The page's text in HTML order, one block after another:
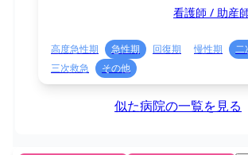
看護師 / 助産
高度急性期 急性期 回復期 慢性期
二
三次救急
その他
似た病院の一覧を見る